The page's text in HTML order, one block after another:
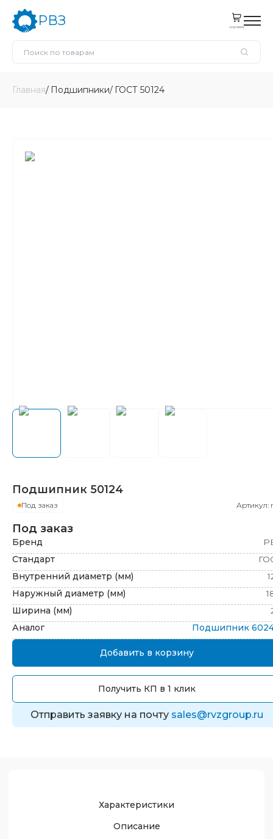
РВЗ корзина
Главная Подшипники ГОСТ 50124
Подшипник 50124
Под заказ Артикул:
Под заказ
Бренд
Стандарт
Внутренний диаметр (мм)
Наружный диаметр (мм)
Ширина (мм)
Аналог
Подшипник
Добавить в корзину
Получить КП в 1 клик
Отправить заявку на почту sales@rvzgroup.ru
Характеристики
Описание